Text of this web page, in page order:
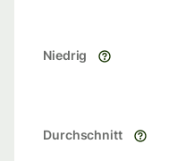
Niedrig
Durchschnitt